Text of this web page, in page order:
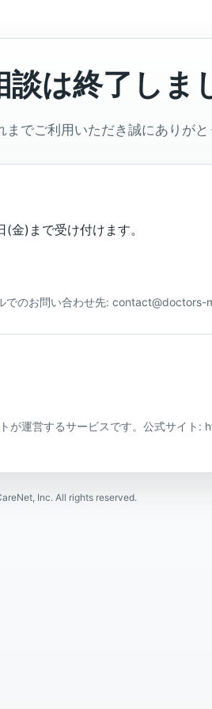
は終了しま
でご利用いただき誠にありがと
金)まで受け付けます。
でのお問い合わせ先: contact@doctors-
が運営するサービスです。公式サイト
Inc. All rights reserved.